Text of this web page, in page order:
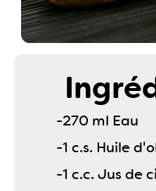
-270 ml Eau
-1 c.s. Huile
-1 c.c. Jus de